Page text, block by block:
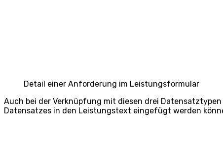
Detail einer Anforderung im Leistungsformular
Auch bei der Verknüpfung mit diesen drei
Datensatzes in den Leistungstext eingefügt werden